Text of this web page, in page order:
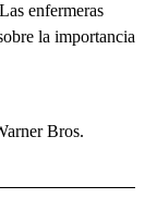
enfermeras
la importancia
Bros.